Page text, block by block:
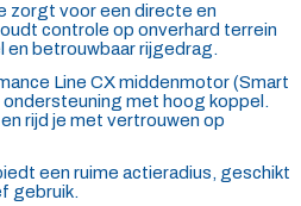
zorgt voor een directe en
controle op onverhard terrein
en betrouwbaar rijgedrag.
Line CX middenmotor (Smart
met hoog koppel.
rijd je met vertrouwen op
een ruime actieradius, geschikt
gebruik.